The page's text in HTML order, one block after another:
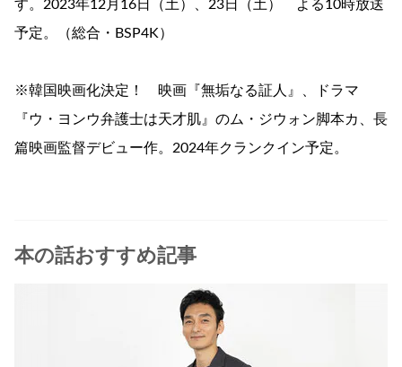
す。2023年12月16日（土）、23日（土） よる10時放送
予定。（総合・BSP4K）
※韓国映画化決定！ 映画『無垢なる証人』、ドラマ
『ウ・ヨンウ弁護士は天才肌』のム・ジウォン脚本カ、長
篇映画監督デビュー作。2024年クランクイン予定。
本の話おすすめ記事